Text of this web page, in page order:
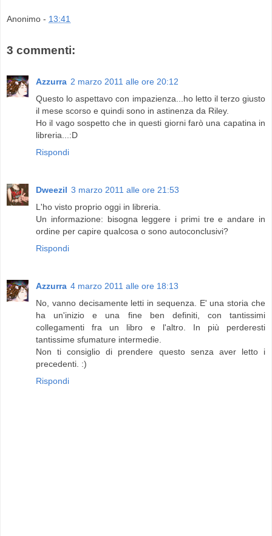
Anonimo - 13:41
3 commenti:
Azzurra 2 marzo 2011 alle ore 20:12
Questo lo aspettavo con impazienza...ho letto il terzo giusto
il mese scorso e quindi sono in astinenza da Riley.
Ho il vago sospetto che in questi giorni farò una capatina in
libreria...:D
Rispondi
Dweezil 3 marzo 2011 alle ore 21:53
L'ho visto proprio oggi in libreria.
Un informazione: bisogna leggere i primi tre e andare in
ordine per capire qualcosa o sono autoconclusivi?
Rispondi
Azzurra 4 marzo 2011 alle ore 18:13
No, vanno decisamente letti in sequenza. E' una storia che
ha un'inizio e una fine ben definiti, con tantissimi
collegamenti fra un libro e l'altro. In più perderesti
tantissime sfumature intermedie.
Non ti consiglio di prendere questo senza aver letto i
precedenti. :)
Rispondi